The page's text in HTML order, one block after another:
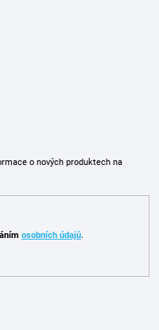
o nových produktech na
osobních údajů.